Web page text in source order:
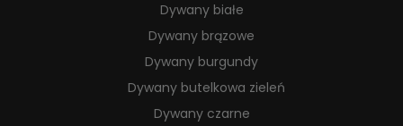
Dywany białe
Dywany brązowe
Dywany burgundy
Dywany butelkowa zieleń
Dywany czarne